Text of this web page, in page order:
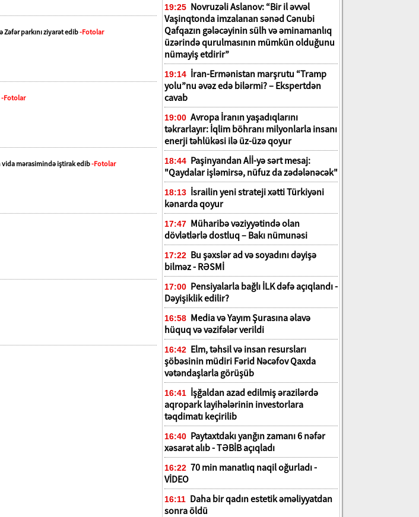
Zəfər parkını ziyarət edib-Fotolar
-Fotolar
vida mərasimində iştirak edib-Fotolar
19:25 Novruzəli Aslanov: “Bir il əvvəl
Vaşinqtonda imzalanan sənəd Cənubi
Qafqazın gələcəyinin sülh və əminamanlıq
üzərində qurulmasının mümkün olduğunu
nümayiş etdirir”
19:14 İran-Ermənistan marşrutu “Tramp
yolu”nu əvəz edə bilərmi? – Ekspertdən
cavab
19:00 Avropa İranın yaşadıqlarını
təkrarlayır: İqlim böhranı milyonlarla insanı
enerji təhlükəsi ilə üz-üzə qoyur
18:44 Paşinyandan Aİİ-yə sərt mesaj:
"Qaydalar işləmirsə, nüfuz da zədələnəcək"
18:13 İsrailin yeni strateji xətti Türkiyəni
kənarda qoyur
17:47 Müharibə vəziyyətində olan
dövlətlərlə dostluq – Bakı nümunəsi
17:22 Bu şəxslər ad və soyadını dəyişə
bilməz - RƏSMİ
17:00 Pensiyalarla bağlı İLK dəfə açıqlandı -
Dəyişiklik edilir?
16:58 Media və Yayım Şurasına əlavə
hüquq və vəzifələr verildi
16:42 Elm, təhsil və insan resursları
şöbəsinin müdiri Fərid Nəcəfov Qaxda
vətəndaşlarla görüşüb
16:41 İşğaldan azad edilmiş ərazilərdə
aqropark layihələrinin investorlara
təqdimatı keçirilib
16:40 Paytaxtdakı yanğın zamanı 6 nəfər
xəsarət alıb - TƏBİB açıqladı
16:22 70 min manatlıq naqil oğurladı -
VİDEO
16:11 Daha bir qadın estetik əməliyyatdan
sonra öldü